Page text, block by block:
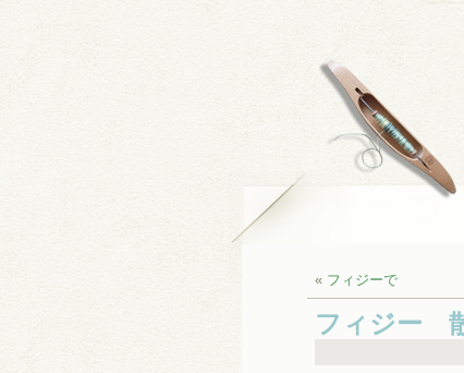
« フィジーで
フィジー